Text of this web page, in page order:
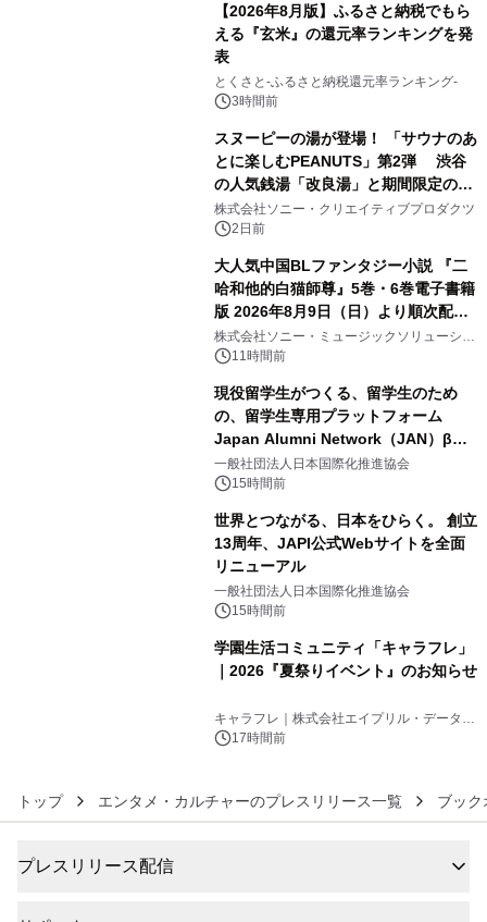
【2026年8月版】ふるさと納税でもら
える『玄米』の還元率ランキングを発
表
とくさと-ふるさと納税還元率ランキング-
3時間前
スヌーピーの湯が登場！ 「サウナのあ
とに楽しむPEANUTS」第2弾 渋谷
の人気銭湯「改良湯」と期間限定のコ
ラボレーション サウナイキタイコラ
ボグッズも発売決定！
株式会社ソニー・クリエイティブプロダクツ
2日前
大人気中国BLファンタジー小説 『二
哈和他的白猫師尊』5巻・6巻電子書籍
版 2026年8月9日（日）より順次配信
開始
株式会社ソニー・ミュージックソリューショ
ンズ11時間前
現役留学生がつくる、留学生のため
の、留学生専用プラットフォーム
Japan Alumni Network（JAN）β版
をリリース
一般社団法人日本国際化推進協会
15時間前
世界とつながる、日本をひらく。 創立
13周年、JAPI公式Webサイトを全面
リニューアル
一般社団法人日本国際化推進協会
15時間前
学園生活コミュニティ「キャラフレ」
｜2026『夏祭りイベント』のお知らせ
キャラフレ｜株式会社エイプリル・データ・
デザインズ
17時間前
トップ エンタメ・カルチャーのプレスリリース一覧 ブッ
プレスリリース配信